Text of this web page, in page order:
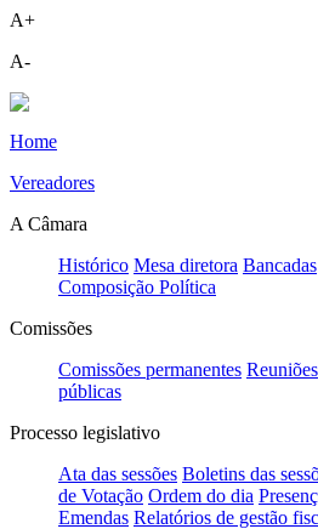
A+
A-
Home
Vereadores
A Câmara
Histórico Mesa diretora Bancadas
Composição Política
Comissões
Comissões permanentes Reuniões
públicas
Processo legislativo
Ata das sessões Boletins das
de Votação Ordem do dia
Emendas Relatórios de gestão